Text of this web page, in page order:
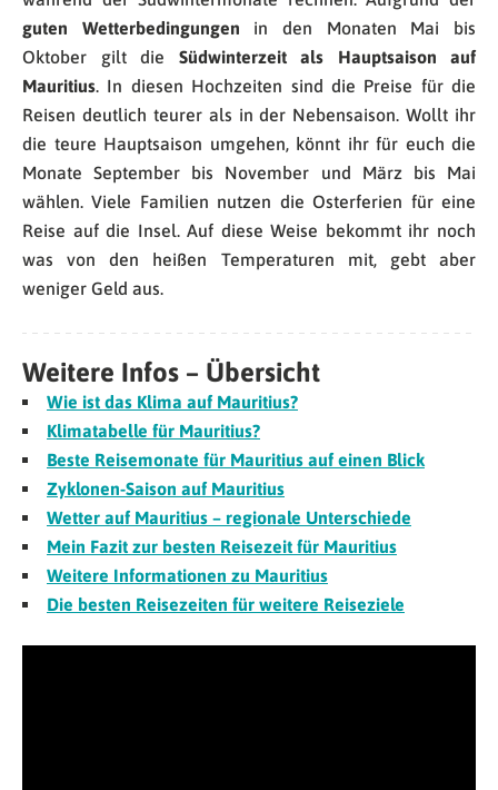
guten Wetterbedingungen in den Monaten Mai bis
Oktober gilt die Südwinterzeit als Hauptsaison auf
Mauritius. In diesen Hochzeiten sind die Preise für die
Reisen deutlich teurer als in der Nebensaison. Wollt ihr
die teure Hauptsaison umgehen, könnt ihr für euch die
Monate September bis November und März bis Mai
wählen. Viele Familien nutzen die Osterferien für eine
Reise auf die Insel. Auf diese Weise bekommt ihr noch
was von den heißen Temperaturen mit, gebt aber
weniger Geld aus.
Weitere Infos – Übersicht
Wie ist das Klima auf Mauritius?
Klimatabelle für Mauritius?
Beste Reisemonate für Mauritius auf einen Blick
Zyklonen-Saison auf Mauritius
Wetter auf Mauritius – regionale Unterschiede
Mein Fazit zur besten Reisezeit für Mauritius
Weitere Informationen zu Mauritius
Die besten Reisezeiten für weitere Reiseziele